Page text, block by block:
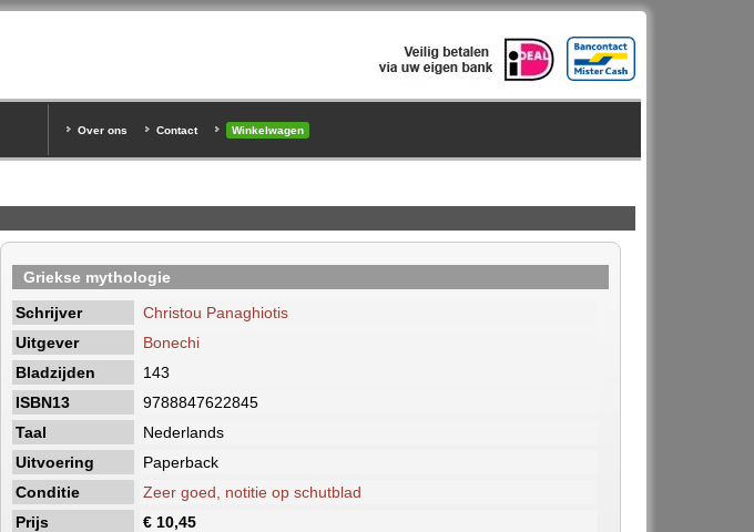
Over ons
Contact Winkelwagen
Griekse mythologie
Schrijver
Christou Panaghiotis
Uitgever
Bonechi
Bladzijden
143
ISBN13
9788847622845
Taal
Nederlands
Uitvoering
Paperback
Conditie
Zeer goed, notitie op schutblad
Prijs
€ 10,45